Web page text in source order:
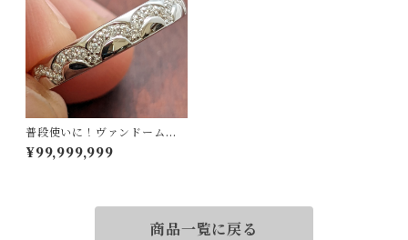
普段使いに！ヴァンドームで
す！K18ダイヤリング 9号
¥99,999,999
商品一覧に戻る